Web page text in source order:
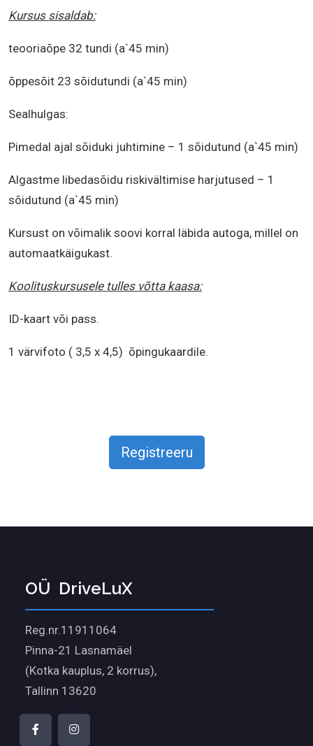
Kursus sisaldab:
teooriaõpe 32 tundi (a`45 min)
õppesõit 23 sõidutundi (a`45 min)
Sealhulgas:
Pimedal ajal sõiduki juhtimine – 1 sõidutund (a`45 min)
Algastme libedasõidu riskivältimise harjutused – 1
sõidutund (a`45 min)
Kursust on võimalik soovi korral läbida autoga, millel on
automaatkäigukast.
Koolituskursusele tulles võtta kaasa:
ID-kaart või pass.
1 värvifoto ( 3,5 x 4,5) õpingukaardile.
Registreeru
OÜ ​ DriveLu​x
Reg.nr.11911064
Pinna-21 Lasnamäel
(Kotka kauplus, 2 korrus),
Tallinn 13620